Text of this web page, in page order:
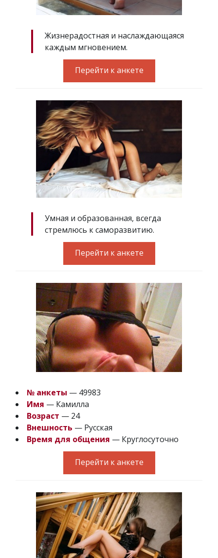
Жизнерадостная и наслаждающаяся
каждым мгновением.
Перейти к анкете
Умная и образованная, всегда
стремлюсь к саморазвитию.
Перейти к анкете
№ анкеты — 49983
Имя — Камилла
Возраст — 24
Внешность — Русская
Время для общения — Круглосуточно
Перейти к анкете